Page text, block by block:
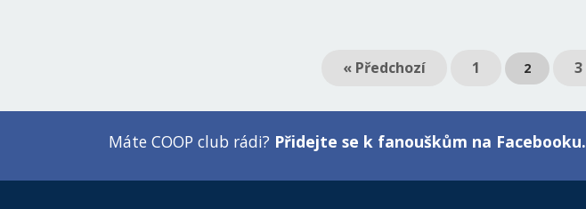
« Předchozí 1 2 3
Máte COOP club rádi? Přidejte se k fanouškům na Facebooku.